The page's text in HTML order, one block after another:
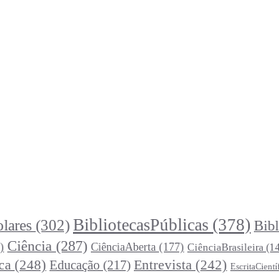
(302)BibliotecasPúblicas (378)
Ciência (287) CiênciaAberta (177) CiênciaBrasileira
(248) Educação (217) Entrevista (242)